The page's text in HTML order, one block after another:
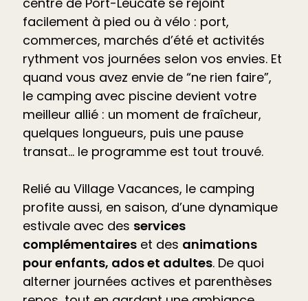
facilement à pied ou à vélo : port,
commerces, marchés d’été et activités
rythment vos journées selon vos envies. Et
quand vous avez envie de “ne rien faire”,
le camping avec piscine devient votre
meilleur allié : un moment de fraîcheur,
quelques longueurs, puis une pause
transat… le programme est tout trouvé.
Relié au Village Vacances, le camping
profite aussi, en saison, d’une dynamique
estivale avec des services
complémentaires et des animations
pour enfants, ados et adultes. De quoi
alterner journées actives et parenthèses